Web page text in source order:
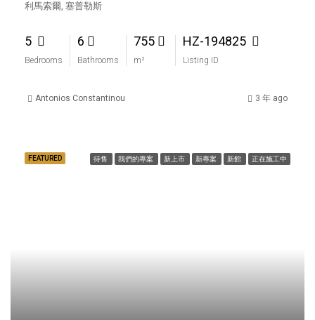
利馬索爾, 塞普勒斯
5
Bedrooms
6
Bathrooms
755
m²
HZ-194825
Listing ID
Antonios Constantinou 3 年 ago
FEATURED 待售 我們的專案 新上市 新專案 新館 正在施工中